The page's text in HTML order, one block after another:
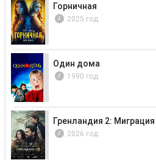
Горничная
2025 год
Один дома
1990 год
Гренландия 2: Миграция
2026 год